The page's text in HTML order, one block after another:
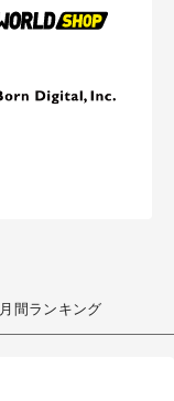
月間ランキング